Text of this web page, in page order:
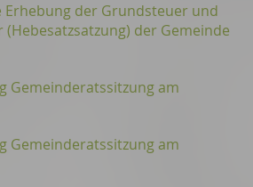
Erhebung der Grundsteuer und
der Gemeinde
Gemeinderatssitzung am
Gemeinderatssitzung am